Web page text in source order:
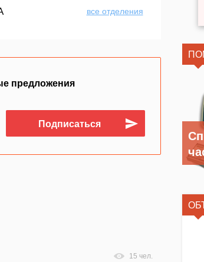
все отделения
предложения
15 чел.